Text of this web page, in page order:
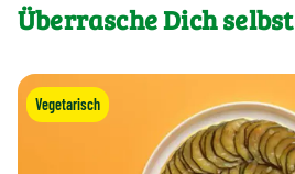
Überrasche Dich selbst
Vegetarisch